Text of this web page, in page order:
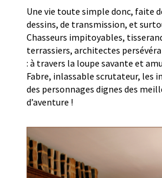
Une vie toute simple donc, faite
dessins, de transmission, et
Chasseurs impitoyables,
terrassiers, architectes
: à travers la loupe savante et
Fabre, inlassable scrutateur, les
des personnages dignes des
d’aventure !